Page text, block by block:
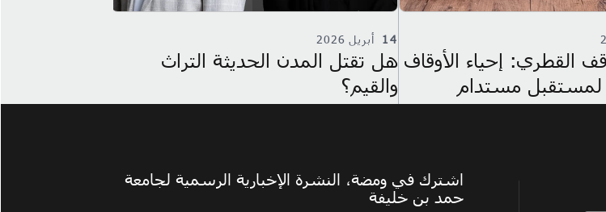
القطري: إحياء الأوقاف
لمستقبل مستدام
هل تقتل المدن الحديثة التراث
والقيم؟
14 أبريل 2026
للتعليم
اشترك في ومضة، النشرة الإخبارية الرسمية لجامعة
حمد بن خليفة